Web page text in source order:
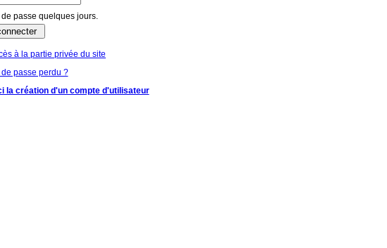
passe quelques jours.
à la partie privée du site
passe perdu ?
la création d'un compte d'utilisateur